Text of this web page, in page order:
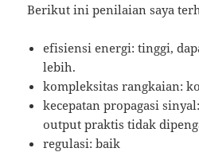
Berikut ini penilaian saya
efisiensi energi: tinggi,
lebih.
kompleksitas rangkaian:
kecepatan propagasi
output praktis tidak
regulasi: baik